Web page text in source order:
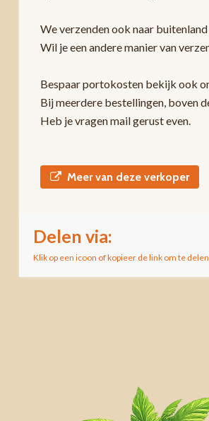
We verzenden ook naar
Wil je een andere manier van
Bespaar portokosten bekijk ook
Bij meerdere bestellingen, boven
Heb je vragen mail gerust even.
Meer van deze verkoper
Delen via:
Klik op een icoon of kopieer de link om te